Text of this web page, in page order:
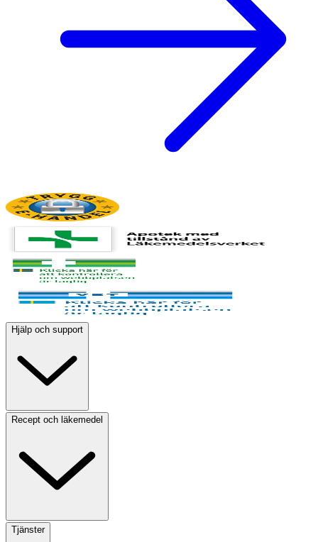
Hjälp och support
Recept och läkemedel
Tjänster